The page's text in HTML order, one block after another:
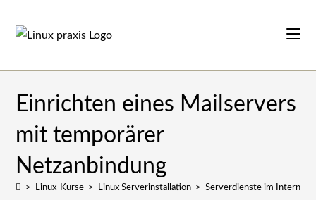
Inhalt
Einrichten eines Mailservers
mit temporärer
Netzanbindung
> Linux-Kurse > Linux Serverinstallation > Serverdienste im Internet